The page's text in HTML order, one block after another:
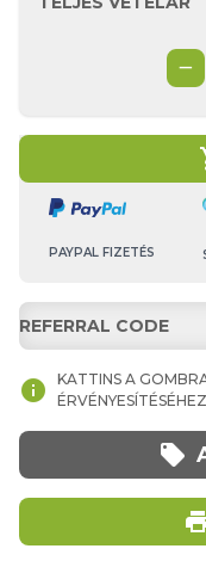
−
PAYPAL FIZETÉS
info
KATTINS A
local_offer